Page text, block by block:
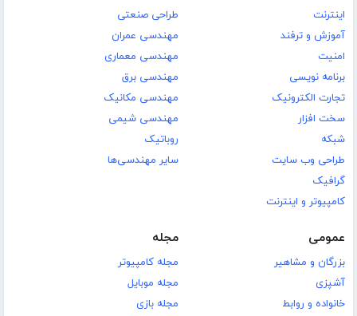
اینترنت
آموزش و ترفند
امنیت
برنامه نویسی
تجارت الکترونیک
سخت افزار
شبکه
طراحی وب سایت
گرافیک
کامپیوتر و اینترنت
طراحی صنعتی
مهندسی عمران
مهندسی معماری
مهندسی برق
مهندسی مکانیک
مهندسی شیمی
روباتیک
سایر مهندسی‌ها
عمومی
بزرگان و مشاهیر
آشپزی
خانواده و روابط
مجله
مجله کامپیوتر
مجله موبایل
مجله بازی